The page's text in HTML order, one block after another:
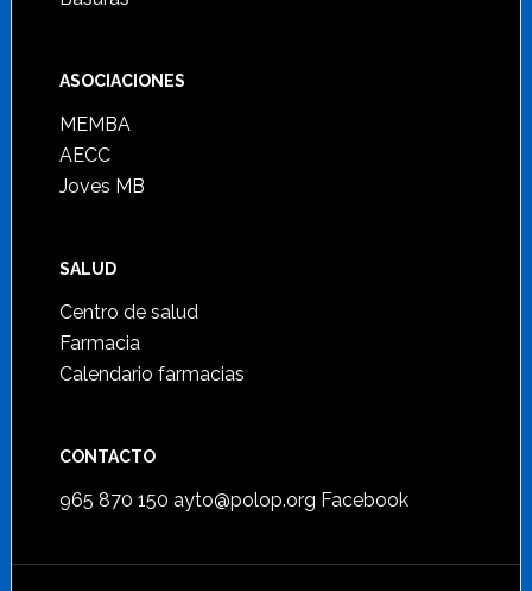
ASOCIACIONES
MEMBA
AECC
Joves MB
SALUD
Centro de salud
Farmacia
Calendario farmacias
CONTACTO
965 870 150 ayto@polop.org Facebook